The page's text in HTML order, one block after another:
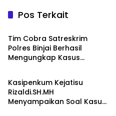
Pos Terkait
Hukum & Kriminal
Tim Cobra Satreskrim
Polres Binjai Berhasil
Mengungkap Kasus
Hukum & Kriminal
Kasipenkum Kejatisu
Rizaldi.SH.MH
Menyampaikan Soal Kasus
Hukum & Kriminal